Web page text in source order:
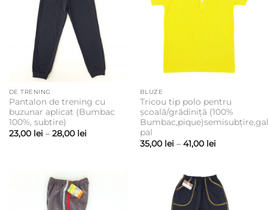
DE TRENING
Pantalon de trening cu
buzunar aplicat (Bumbac
100%, subtire)
23,00 lei – 28,00 leiInterval
28,00 lei
BLUZE
Tricou tip polo pentru
școală/grădiniță (100%
pal
35,00 lei – 41,00 leiInterval
până
la
41,00 lei